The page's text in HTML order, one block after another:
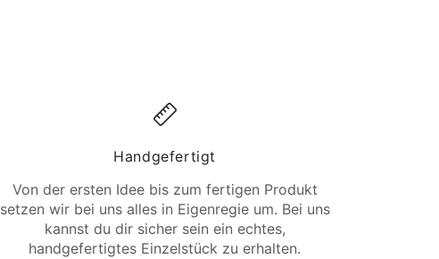
Handgefertigt
Von der ersten Idee bis zum fertigen Produkt
setzen wir bei uns alles in Eigenregie um. Bei uns
kannst du dir sicher sein ein echtes,
handgefertigtes Einzelstück zu erhalten.